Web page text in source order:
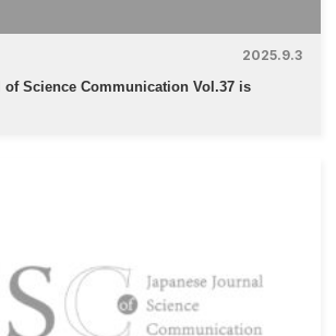
2025.9.3
of Science Communication Vol.37 is